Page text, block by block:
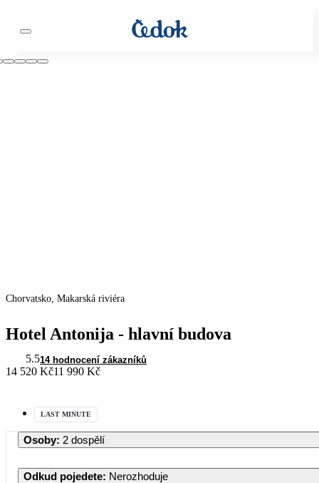
Chorvatsko, Makarská riviéra
Hotel Antonija - hlavní budova
5.514 hodnocení zákazníků
14 520 Kč11 990 Kč
LAST MINUTE
Osoby: 2 dospělí
Odkud pojedete: Nerozhoduje